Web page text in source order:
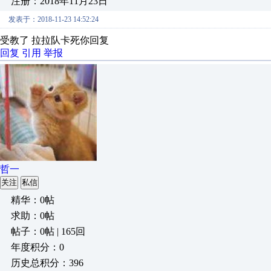
发表于：2018-11-23 14:52:24
受教了 拉拉队卡死你回复
回复 引用 举报
哲一
关注 私信
精华：0帖
求助：0帖
帖子：0帖 | 165回
年度积分：0
历史总积分：396